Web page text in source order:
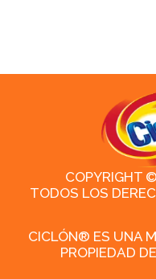
COPYRIGHT
TODOS LOS
CICLÓN® ES UNA
PROPIEDAD